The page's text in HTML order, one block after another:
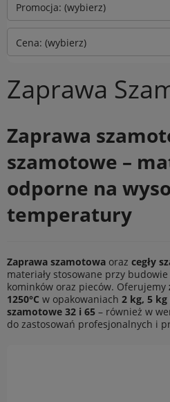
Cena: (wybierz)
Promocja: (wybierz)
Zaprawa
Zaprawa
szamotowe –
odporne na
temperatury
Zaprawa szamotowa oraz cegły
materiały stosowane przy
kominków oraz pieców. Oferujemy
1250°C w opakowaniach 2 kg, 5 kg
szamotowe 32 i 65 – również w
do zastosowań profesjonalnych i